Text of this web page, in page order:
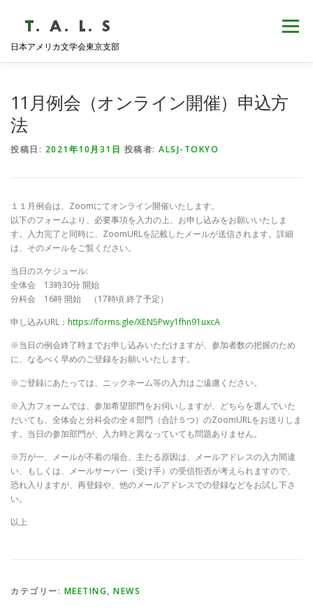
ツ
日本アメリカ文学会東京支部
メニュー
11月例会（オンライン開催）申込方
法
投稿日: 2021年10月31日 投稿者: ALSJ-TOKYO
１１月例会は、Zoomにてオンライン開催いたします。
以下のフォームより、必要事項を入力の上、お申し込みをお願いいたしま
す。入力完了と同時に、ZoomURLを記載したメールが送信されます。詳細
は、そのメールをご覧ください。
当日のスケジュール:
全体会 13時30分 開始
分科会 16時 開始 （17時頃 終了予定）
申し込みURL： https://forms.gle/XEN5Pwy1fhn91uxcA
※当日の例会終了時までお申し込みいただけますが、参加者数の把握のため
に、なるべく早めのご登録をお願いいたします。
※ご登録にあたっては、ニックネーム等の入力はご遠慮ください。
※入力フォームでは、参加希望部門をお伺いしますが、どちらを選んでいた
だいても、全体会と分科会の全４部門（合計５つ）のZoomURLをお送りしま
す。当日の参加部門が、入力時と異なっていても問題ありません。
※万が一、メールが不着の場合、主たる原因は、メールアドレスの入力間違
い、もしくは、メールサーバー（受け手）の受信拒否が考えられますので、
恐れ入りますが、再登録や、他のメールアドレスでの登録などをお試し下さ
い。
以上
カテゴリー: MEETING, NEWS